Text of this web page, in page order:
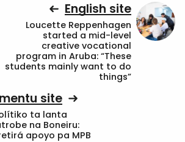
English site
Loucette Reppenhagen
started a mid-level
creative vocational
program in Aruba: “These
students mainly want to do
things”
site
ta lanta
na Boneiru:
apoyo pa MPB